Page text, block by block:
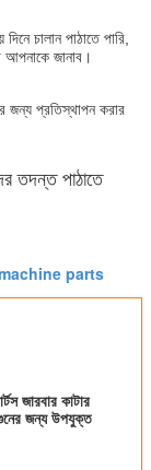
চালান পাঠাতে পারি,
জানাব।
জন্য প্রতিস্থাপন করার
তদন্ত পাঠাতে
parts
জারবার কাটার
জন্য উপযুক্ত